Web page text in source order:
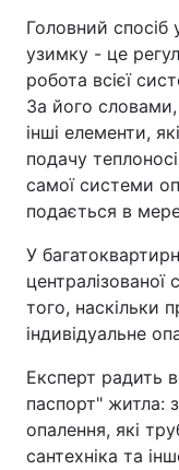
Головний
узимку - це
робота всієї
За його
інші елементи,
подачу
самої системи
подається в
У
того, наскільки
індивідуальне
Експерт радить
паспорт" житла:
опалення, які
сантехніка та